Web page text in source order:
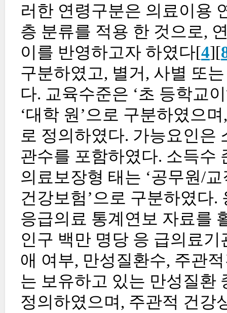
러한 연령구분은 의료이용
층 분류를 적용 한 것으로,
이를 반영하고자 하였다[4][
구분하였고, 별거, 사별 또
다. 교육수준은 ‘초 등학교이
‘대학 원’으로 구분하였으
로 정의하였다. 가능요인은
관수를 포함하였다. 소득수
의료보장형 태는 ‘공무원/교
건강보험’으로 구분하였다
응급의료 통계연보 자료를
인구 백만 명당 응 급의료
애 여부, 만성질환수, 주관
는 보유하고 있는 만성질환
정의하였으며, 주관적 건강